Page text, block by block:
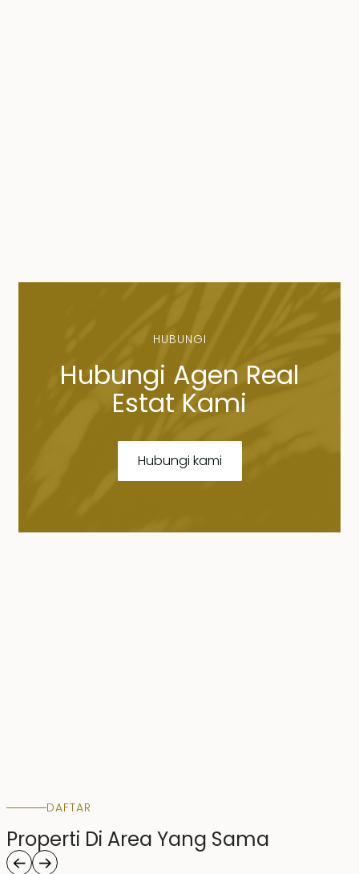
HUBUNGI
Hubungi Agen Real
Estat Kami
Hubungi kami
DAFTAR
Properti Di Area Yang Sama